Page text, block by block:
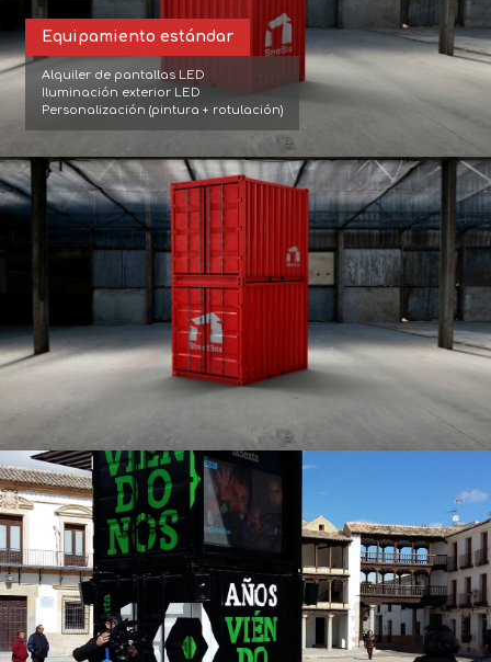
Equipamiento estándar
Alquiler de pantallas LED
Iluminación exterior LED
Personalización (pintura + rotulación)